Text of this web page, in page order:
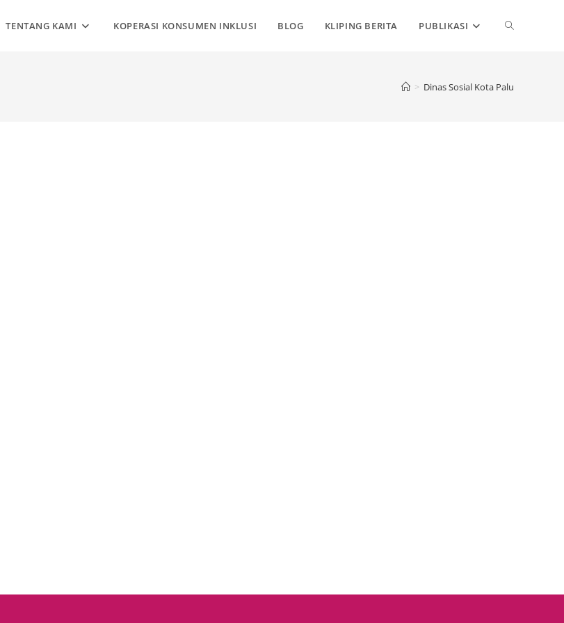
TENTANG KAMI KOPERASI KONSUMEN INKLUSI BLOG KLIPING BERITA PUBLIKASI TOGGLE
> Dinas Sosial Kota Palu